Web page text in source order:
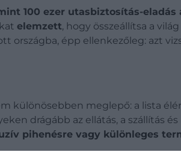
100 ezer utasbiztosítás-eladás
elemzett, hogy összeállítsa a
épp ellenkezőleg: azt
különösebben meglepő: a lista
drágább az ellátás, a szállítás
pihenésre vagy különleges